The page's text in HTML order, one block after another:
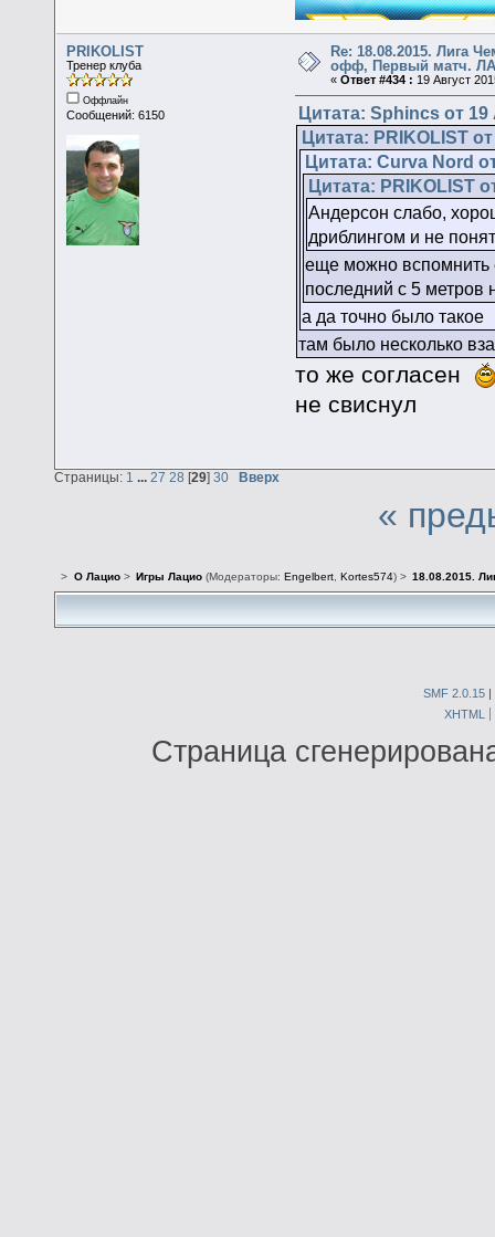
PRIKOLIST
Тренер клуба
Оффлайн
Сообщений: 6150
Re: 18.08.2015. Лига
офф, Первый матч.
«Ответ #434 : 19 Август
Цитата: Sphincs от 19
Цитата: PRIKOLIST
Цитата: Curva Nord
Цитата: PRIKOLIST
Андерсон слабо,
дриблингом и не
еще можно вспомнить
последний с 5 метров
а да точно было такое
там было несколько
то же согласен
не свиснул
Страницы: 1 27 28 [29] 30 Вверх
«
> О Лацио> Игры Лацио(Модераторы: Engelbert, Kortes574) > 18.08.2015.
SMF 2.0.15 |
XHTML
Страница